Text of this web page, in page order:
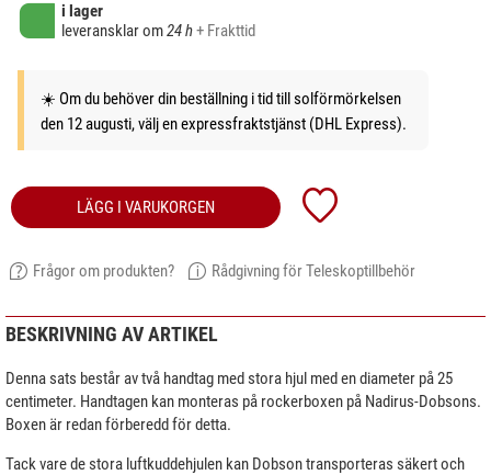
i lager
leveransklar om24 h+ Frakttid
☀️ Om du behöver din beställning i tid till solförmörkelsen
den 12 augusti, välj en expressfraktstjänst (DHL Express).
LÄGG I VARUKORGEN
Frågor om produkten? Rådgivning för Teleskoptillbehör
BESKRIVNING AV ARTIKEL
Denna sats består av två handtag med stora hjul med en diameter på 25
centimeter. Handtagen kan monteras på rockerboxen på Nadirus-Dobsons.
Boxen är redan förberedd för detta.
Tack vare de stora luftkuddehjulen kan Dobson transporteras säkert och